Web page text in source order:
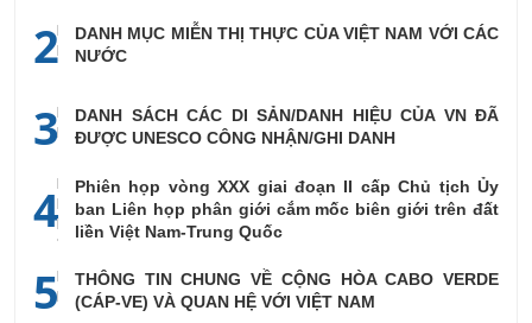
2
DANH MỤC MIỄN THỊ THỰC CỦA VIỆT NAM VỚI CÁC
NƯỚC
3
DANH SÁCH CÁC DI SẢN/DANH HIỆU CỦA VN ĐÃ
ĐƯỢC UNESCO CÔNG NHẬN/GHI DANH
4
Phiên họp vòng XXX giai đoạn II cấp Chủ tịch Ủy
ban Liên họp phân giới cắm mốc biên giới trên đất
liền Việt Nam-Trung Quốc
5
THÔNG TIN CHUNG VỀ CỘNG HÒA CABO VERDE
(CÁP-VE) VÀ QUAN HỆ VỚI VIỆT NAM